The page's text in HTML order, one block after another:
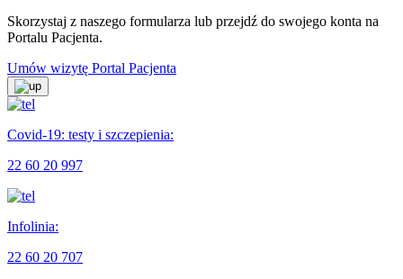
Skorzystaj z naszego formularza lub przejdź do swojego konta na
Portalu Pacjenta.
Umów wizytę Portal Pacjenta
Covid-19: testy i szczepienia:
22 60 20 997
Infolinia:
22 60 20 707